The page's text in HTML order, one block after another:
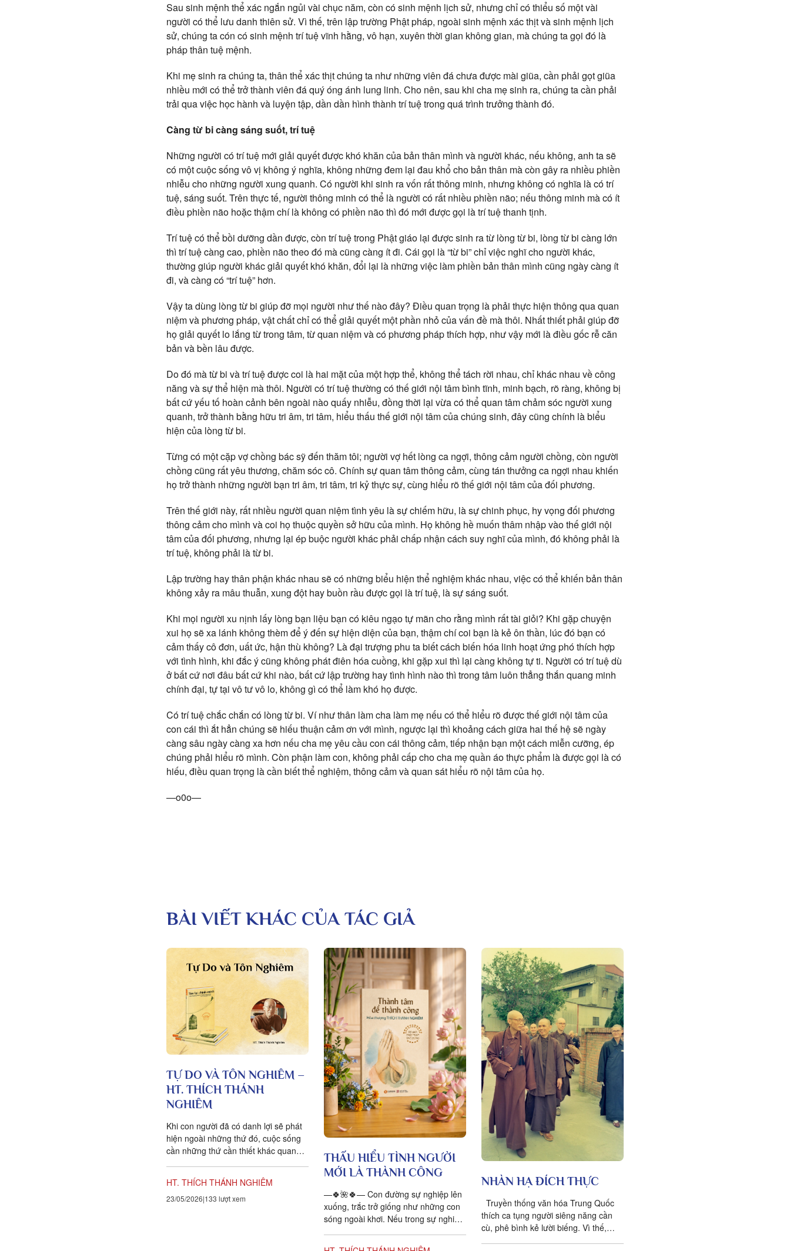
Sau sinh mệnh thể xác ngắn ngủi vài chục năm, còn có sinh mệnh lịch sử, nhưng chỉ có thiểu số một vài
người có thể lưu danh thiên sử. Vì thế, trên lập trường Phật pháp, ngoài sinh mệnh xác thịt và sinh mệnh lịch
sử, chúng ta cón có sinh mệnh trí tuệ vĩnh hằng, vô hạn, xuyên thời gian không gian, mà chúng ta gọi đó là
pháp thân tuệ mệnh.
Khi mẹ sinh ra chúng ta, thân thể xác thịt chúng ta như những viên đá chưa được mài giũa, cần phải gọt giũa
nhiều mới có thể trở thành viên đá quý óng ánh lung linh. Cho nên, sau khi cha mẹ sinh ra, chúng ta cần phải
trải qua việc học hành và luyện tập, dần dần hình thành trí tuệ trong quá trình trưởng thành đó.
Càng từ bi càng sáng suốt, trí tuệ
Những người có trí tuệ mới giải quyết được khó khăn của bản thân mình và người khác, nếu không, anh ta sẽ
có một cuộc sống vô vị không ý nghĩa, không những đem lại đau khổ cho bản thân mà còn gây ra nhiều phiền
nhiễu cho những người xung quanh. Có người khi sinh ra vốn rất thông minh, nhưng không có nghĩa là có trí
tuệ, sáng suốt. Trên thực tế, người thông minh có thể là người có rất nhiều phiền não; nếu thông minh mà có ít
điều phiền não hoặc thậm chí là không có phiền não thì đó mới được gọi là trí tuệ thanh tịnh.
Trí tuệ có thể bồi dưỡng dần được, còn trí tuệ trong Phật giáo lại được sinh ra từ lòng từ bi, lòng từ bi càng lớn
thì trí tuệ càng cao, phiền não theo đó mà cũng càng ít đi. Cái gọi là “từ bi” chỉ việc nghĩ cho người khác,
thường giúp người khác giải quyết khó khăn, đổi lại là những việc làm phiền bản thân mình cũng ngày càng ít
đi, và càng có “trí tuệ” hơn.
Vậy ta dùng lòng từ bi giúp đỡ mọi người như thế nào đây? Điều quan trọng là phải thực hiện thông qua quan
niệm và phương pháp, vật chất chỉ có thể giải quyết một phần nhỏ của vấn đề mà thôi. Nhất thiết phải giúp đỡ
họ giải quyết lo lắng từ trong tâm, từ quan niệm và có phương pháp thích hợp, như vậy mới là điều gốc rễ căn
bản và bền lâu được.
Do đó mà từ bi và trí tuệ được coi là hai mặt của một hợp thể, không thể tách rời nhau, chỉ khác nhau về công
năng và sự thể hiện mà thôi. Người có trí tuệ thường có thế giới nội tâm bình tĩnh, minh bạch, rõ ràng, không bị
bất cứ yếu tố hoàn cảnh bên ngoài nào quấy nhiễu, đồng thời lại vừa có thể quan tâm chảm sóc người xung
quanh, trở thành bằng hữu tri âm, tri tâm, hiểu thấu thế giới nội tâm của chúng sinh, đây cũng chính là biểu
hiện của lòng từ bi.
Từng có một cặp vợ chồng bác sỹ đến thăm tôi; người vợ hết lòng ca ngợi, thông cảm người chồng, còn người
chồng cũng rất yêu thương, chăm sóc cô. Chính sự quan tâm thông cảm, cùng tán thưởng ca ngợi nhau khiến
họ trở thành những người bạn tri âm, tri tâm, tri kỷ thực sự, cùng hiểu rõ thế giới nội tâm của đối phương.
Trên thế giới này, rất nhiều người quan niệm tình yêu là sự chiếm hữu, là sự chinh phục, hy vọng đối phương
thông cảm cho mình và coi họ thuộc quyền sở hữu của mình. Họ không hề muốn thâm nhập vào thế giới nội
tâm của đối phương, nhưng lại ép buộc người khác phải chấp nhận cách suy nghĩ của mình, đó không phải là
trí tuệ, không phải là từ bi.
Lập trường hay thân phận khác nhau sẽ có những biểu hiện thể nghiệm khác nhau, việc có thể khiến bản thân
không xảy ra mâu thuẫn, xung đột hay buồn rầu được gọi là trí tuệ, là sự sáng suốt.
Khi mọi người xu nịnh lấy lòng bạn liệu bạn có kiêu ngạo tự mãn cho rằng mình rất tài giỏi? Khi gặp chuyện
xui họ sẽ xa lánh không thèm để ý đến sự hiện diện của bạn, thậm chí coi bạn là kẻ ôn thần, lúc đó bạn có
cảm thấy cô đơn, uất ức, hận thù không? Là đại trượng phu ta biết cách biến hóa linh hoạt ứng phó thích hợp
với tình hình, khi đắc ý cũng không phát điên hóa cuồng, khi gặp xui thì lại càng không tự ti. Người có trí tuệ dù
ở bất cứ nơi đâu bất cứ khi nào, bất cứ lập trường hay tình hình nào thì trong tâm luôn thẳng thắn quang minh
chính đại, tự tại vô tư vô lo, không gì có thể làm khó họ được.
Có trí tuệ chắc chắn có lòng từ bi. Ví như thân làm cha làm mẹ nếu có thể hiểu rõ được thế giới nội tâm của
con cái thì ắt hẳn chúng sẽ hiếu thuận cảm ơn với mình, ngược lại thì khoảng cách giữa hai thế hệ sẽ ngày
càng sâu ngày càng xa hơn nếu cha mẹ yêu cầu con cái thông cảm, tiếp nhận bạn một cách miễn cưỡng, ép
chúng phải hiểu rõ mình. Còn phận làm con, không phải cấp cho cha mẹ quần áo thực phẩm là được gọi là có
hiếu, điều quan trọng là cần biết thể nghiệm, thông cảm và quan sát hiểu rõ nội tâm của họ.
—o0o—
BÀI VIẾT KHÁC CỦA TÁC GIẢ
TỰ DO VÀ TÔN NGHIÊM –
HT. THÍCH THÁNH
NGHIÊM
Khi con người đã có danh lợi sẽ phát
hiện ngoài những thứ đó, cuộc sống
cần những thứ cần thiết khác quan
HT. THÍCH THÁNH NGHIÊM
23/05/2026 133 lượt xem
THẤU HIỂU TÌNH NGƯỜI
MỚI LÀ THÀNH CÔNG
—🍀🌺🍀— Con đường sự nghiệp lên
xuống, trắc trở giống như những con
sóng ngoài khơi. Nếu trong sự nghiệp
dường như thiếu...
NHÀN HẠ ĐÍCH THỰC
Truyền thống văn hóa Trung Quốc
thích ca tụng người siêng năng cần
cù, phê bình kẻ lười biếng. Vì thế,